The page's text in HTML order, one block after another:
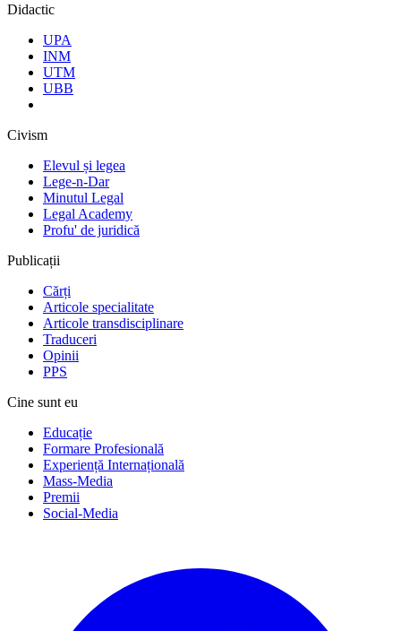
Didactic
UPA
INM
UTM
UBB
Civism
Elevul și legea
Lege-n-Dar
Minutul Legal
Legal Academy
Profu' de juridică
Publicații
Cărți
Articole specialitate
Articole transdisciplinare
Traduceri
Opinii
PPS
Cine sunt eu
Educație
Formare Profesională
Experiență Internațională
Mass-Media
Premii
Social-Media